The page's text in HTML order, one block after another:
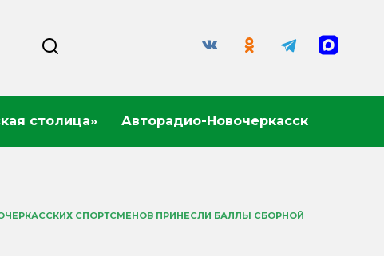
столица» Авторадио-Новочеркасск
СПОРТСМЕНОВ ПРИНЕСЛИ БАЛЛЫ СБОРНОЙ